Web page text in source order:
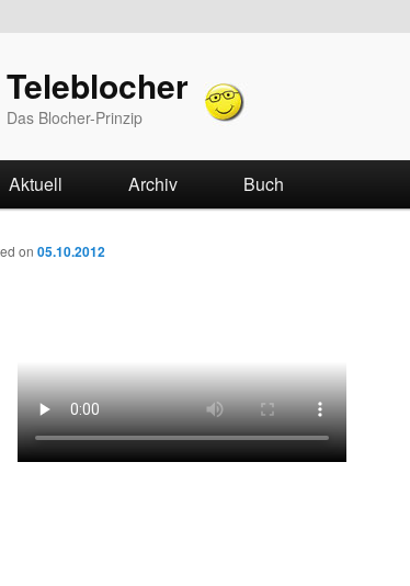
Teleblocher
Das Blocher-Prinzip
Zum Inhalt wechseln
Zum sekundären Inhalt wechseln
Aktuell Archiv Buch
Navigation
on 05.10.2012